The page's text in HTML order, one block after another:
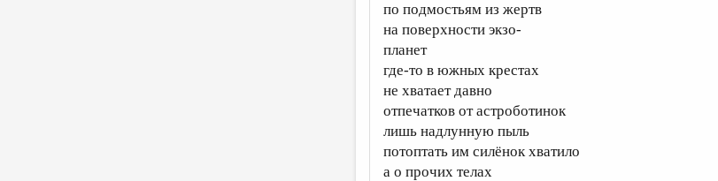
по подмостьям из жертв
на поверхности экзо-
планет
где-то в южных крестах
не хватает давно
отпечатков от астроботинок
лишь надлунную пыль
потоптать им силёнок хватило
а о прочих телах